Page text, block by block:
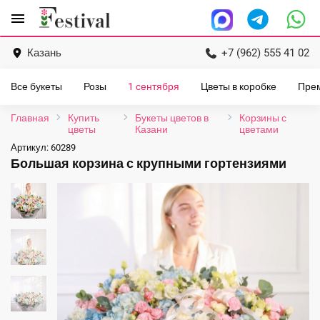
menu
Перейти
содержанию
Казань +7 (962) 555 41 02
Все букеты Розы 1 сентября Цветы в коробке
Главная
Купить
цветы
Букеты цветов в
Казани
Корзины с
цветами
Артикул: 60289
Большая корзина с крупными гортензиями